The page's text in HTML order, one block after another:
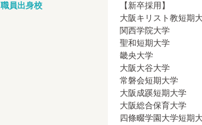
職員出身校
【新卒採用】
大阪キリスト教短期
関西学院大学
聖和短期大学
畿央大学
大阪大谷大学
常磐会短期大学
大阪成蹊短期大学
大阪総合保育大学
四條畷学園大学短期